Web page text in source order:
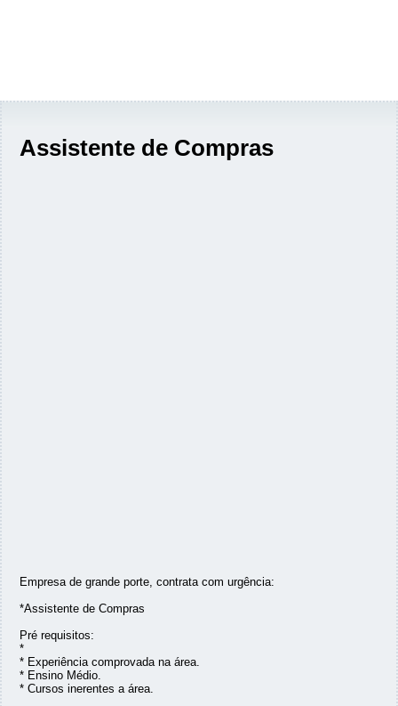
Assistente de Compras
Empresa de grande porte, contrata com urgência:
*Assistente de Compras
Pré requisitos:
*
* Experiência comprovada na área.
* Ensino Médio.
* Cursos inerentes a área.